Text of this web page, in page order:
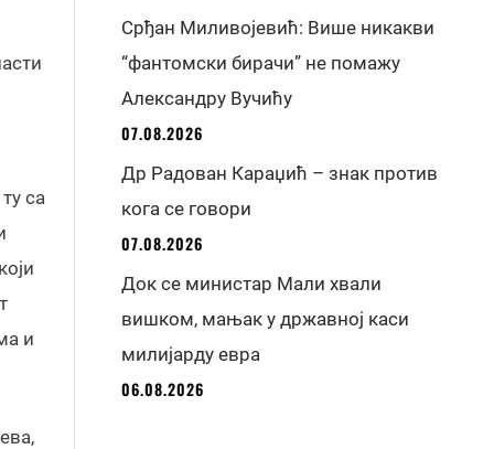
са
и
Срђан Миливојевић: Више никакви
“фантомски бирачи” не помажу
Александру Вучићу
07.08.2026
Др Радован Караџић – знак против
кога се говори
07.08.2026
Док се министар Мали хвали
вишком, мањак у државној каси
милијарду евра
06.08.2026